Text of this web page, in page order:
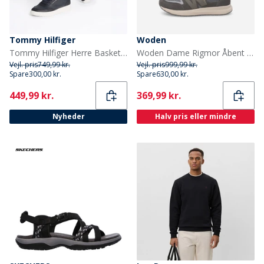
Tommy Hilfiger
Tommy Hilfiger Herre Basket Core Perforerede Træningssko Desert Sky
Vejl. pris749,99 kr.
Spare300,00 kr.
Current
449,99 kr.
Nyheder
Woden
Woden Dame Rigmor Åbent Mesh Sneakers 051 Dark Grey
Vejl. pris999,99 kr.
Spare630,00 kr.
Current
369,99 kr.
Halv pris eller mindre